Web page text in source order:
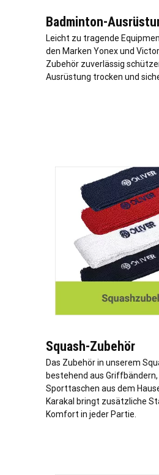
Badminton-
Leicht zu tragende
den Marken Yonex und
Zubehör zuverlässig
Ausrüstung trocken und
Squash-Zubehör
Das Zubehör in unserem
bestehend aus
Sporttaschen aus dem
Karakal bringt zusätzliche
Komfort in jeder Partie.